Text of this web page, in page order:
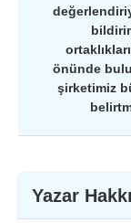
önünde
şirketimiz
Yazar